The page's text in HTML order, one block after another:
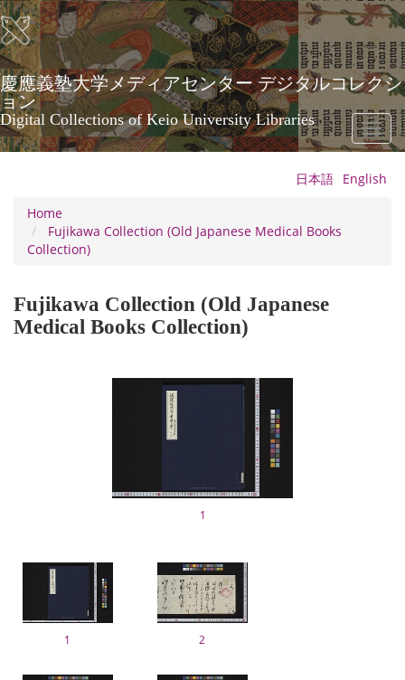
Skip
to
main
content
慶應義塾大学メディアセンター デジタルコレクシ
ョン
Digital Collections of Keio University Libraries
Toggle
日本語 English
Home
Fujikawa Collection (Old Japanese Medical Books
Collection)
Fujikawa Collection (Old Japanese
Medical Books Collection)
1
1 2